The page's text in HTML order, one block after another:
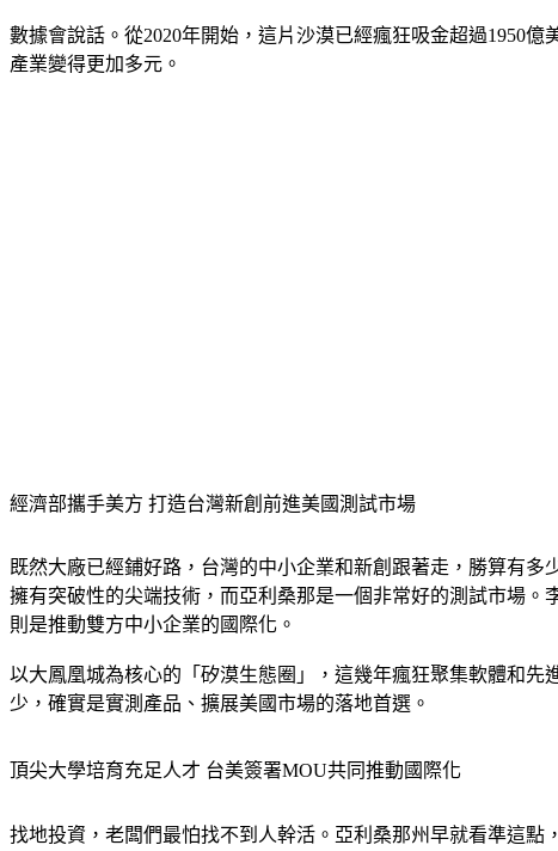
數據會說話。從2020年開始，這片沙漠已經瘋狂吸金超過1950
產業變得更加多元。
經濟部攜手美方 打造台灣新創前進美國測試市場
既然大廠已經鋪好路，台灣的中小企業和新創跟著走，勝算有
擁有突破性的尖端技術，而亞利桑那是一個非常好的測試市場
則是推動雙方中小企業的國際化。
以大鳳凰城為核心的「矽漠生態圈」，這幾年瘋狂聚集軟體和
少，確實是實測產品、擴展美國市場的落地首選。
頂尖大學培育充足人才 台美簽署MOU共同推動國際化
找地投資，老闆們最怕找不到人幹活。亞利桑那州早就看準這